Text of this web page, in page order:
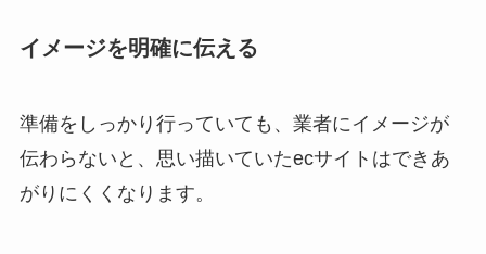
イメージを明確に伝える
準備をしっかり行っていても、業者にイメージが
伝わらないと、思い描いていたecサイトはできあ
がりにくくなります。